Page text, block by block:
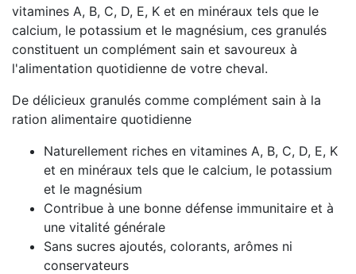
vitamines A, B, C, D, E, K et en minéraux tels que le
calcium, le potassium et le magnésium, ces granulés
constituent un complément sain et savoureux à
l'alimentation quotidienne de votre cheval.
De délicieux granulés comme complément sain à la
ration alimentaire quotidienne
Naturellement riches en vitamines A, B, C, D, E, K
et en minéraux tels que le calcium, le potassium
et le magnésium
Contribue à une bonne défense immunitaire et à
une vitalité générale
Sans sucres ajoutés, colorants, arômes ni
conservateurs